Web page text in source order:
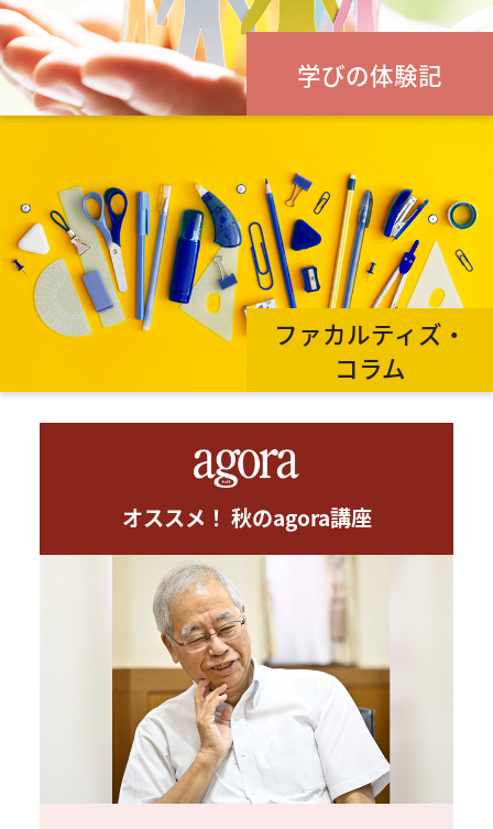
学びの体験記
ファカルティズ・
コラム
オススメ！ 秋のagora講座